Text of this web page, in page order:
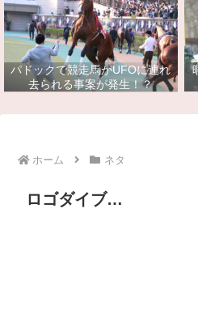
パドックで競走馬がUFOに連れ
去られる事案が発生！？
ホーム ネタ
ロゴダイブ…